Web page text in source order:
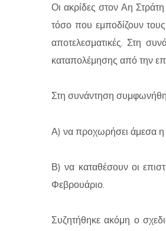
Οι ακρίδες στον Αη
τόσο που εμποδίζουν
αποτελεσματικές. Στη
καταπολέμησης από την
Στη συνάντηση
Α) να προχωρήσει άμεσα η
Β) να καταθέσουν οι
Φεβρουάριο.
Συζητήθηκε ακόμη ο